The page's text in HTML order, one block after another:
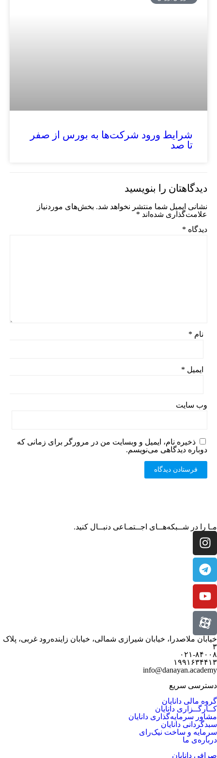
شرایط ورود شرکت‌ها به بورس از صفر
تا صد
دیدگاهتان را بنویسید
نشانی ایمیل شما منتشر نخواهد شد. بخش‌های موردنیاز
علامت‌گذاری شده‌اند *
دیدگاه *
نام *
ایمیل *
وب‌ سایت
ذخیره نام، ایمیل و وبسایت من در مرورگر برای زمانی که
دوباره دیدگاهی می‌نویسم.
مـا را در شــبکه‌هــای اجــتمـاعی دنبــال کنید.
خیابان ملاصدرا، خیابان شیرازی شمالی، خیابان زاینده‌رود غربی، پلاک
۳
۰۲۱-۸۴۰۰۸
۱۹۹۱۶۳۴۴۱۳
info@danayan.academy
دسترسی سریع
گروه مالی دانایان
کــارگــزاری دانایان
مشاور سرمایه‌گذاری دانایان
سبدگردانی دانایان
سرمایه و ساخت نیک‌رای
درباره‌ی ما
صرافی دانایان